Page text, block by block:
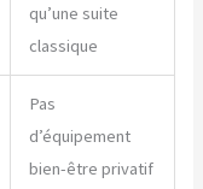
qu’une suite
classique
Pas
d’équipement
bien-être privatif